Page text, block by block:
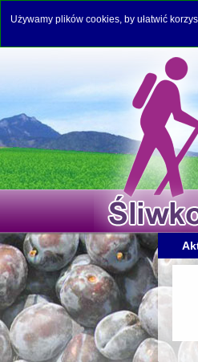
Używamy plików cookies, by ułatwić